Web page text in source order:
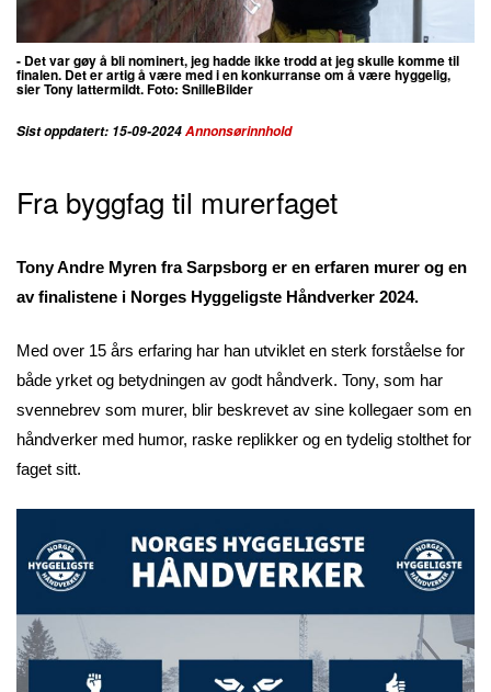
- Det var gøy å bli nominert, jeg hadde ikke trodd at jeg skulle komme til
finalen. Det er artig å være med i en konkurranse om å være hyggelig,
sier Tony lattermildt.Foto: SnilleBilder
Sist oppdatert: 15-09-2024Annonsørinnhold
Fra byggfag til murerfaget
Tony Andre Myren fra Sarpsborg er en erfaren murer og en
av finalistene i Norges Hyggeligste Håndverker 2024.
Med over 15 års erfaring har han utviklet en sterk forståelse for
både yrket og betydningen av godt håndverk. Tony, som har
svennebrev som murer, blir beskrevet av sine kollegaer som en
håndverker med humor, raske replikker og en tydelig stolthet for
faget sitt.​​​​​